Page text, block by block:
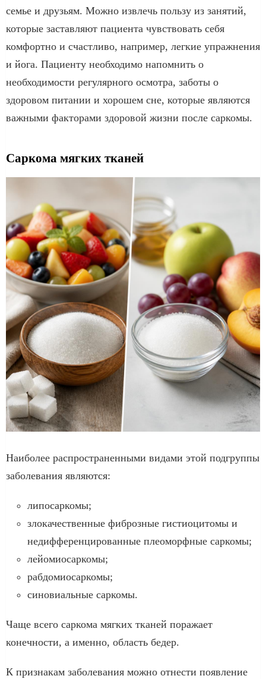
семье и друзьям. Можно извлечь пользу из занятий,
которые заставляют пациента чувствовать себя
комфортно и счастливо, например, легкие упражнения
и йога. Пациенту необходимо напомнить о
необходимости регулярного осмотра, заботы о
здоровом питании и хорошем сне, которые являются
важными факторами здоровой жизни после саркомы.
Саркома мягких тканей
Наиболее распространенными видами этой подгруппы
заболевания являются:
липосаркомы;
злокачественные фиброзные гистиоцитомы и
недифференцированные плеоморфные саркомы;
лейомиосаркомы;
рабдомиосаркомы;
синовиальные саркомы.
Чаще всего саркома мягких тканей поражает
конечности, а именно, область бедер.
К признакам заболевания можно отнести появление